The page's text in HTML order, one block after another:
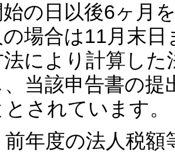
の日以後6ヶ月
場合は11月末
により計算し
、当該申告書の
されています。
年度の法人税